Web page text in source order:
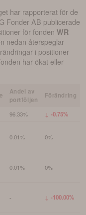
har rapporterat för de
Fonder AB publicerade
för fondenWR
nedan återspeglar
i positioner
har ökat eller
Andel av
portföljen
Förändring
96.33% ↓ -0.75%
0.01% 0%
0.01% 0%
- ↓ -100.00%